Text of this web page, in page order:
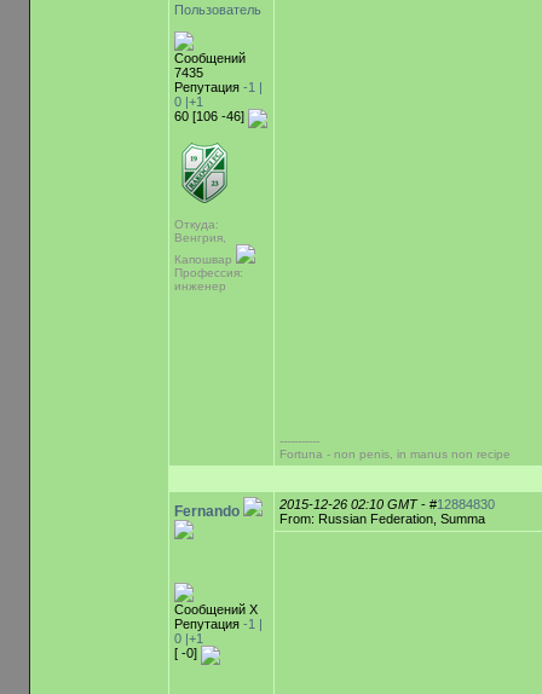
Пользователь
Сообщений
7435
Репутация -1 |
0 |+1
60 [106 -46]
Откуда:
Венгрия,
Капошвар
Профессия:
инженер
-----------
Fortuna - non penis, in manus non recipe
Fernando
Сообщений Х
Репутация -1 |
0 |+1
[ -0]
2015-12-26 02:10 GMT- #12884830
From: Russian Federation, Summa